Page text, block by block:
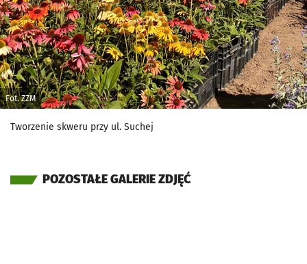
Fot. ZZM
Tworzenie skweru przy ul. Suchej
POZOSTAŁE GALERIE ZDJĘĆ